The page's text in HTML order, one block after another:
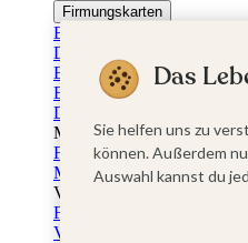
Firmungskarten
Einladungskarten Firmung
Dankeskarten Firmung
Einschulungskarten
Einladungskarten
Danksagung Einschulung
Muttertag
Fotogeschenke Muttertag
Muttertagskarten
Vatertag
Fotogeschenke Vatertag
Vatertagskarten
Das
Sie helfen uns zu
können. Außerdem
Auswahl kannst du